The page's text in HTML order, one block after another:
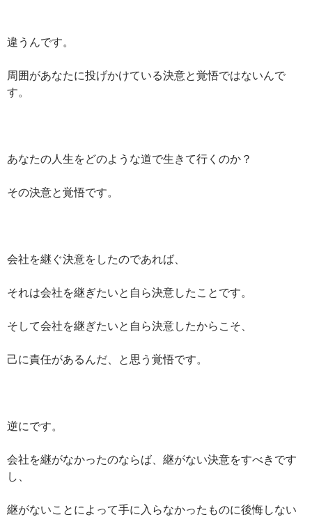
違うんです。
周囲があなたに投げかけている決意と覚悟ではないんで
す。
あなたの人生をどのような道で生きて行くのか？
その決意と覚悟です。
会社を継ぐ決意をしたのであれば、
それは会社を継ぎたいと自ら決意したことです。
そして会社を継ぎたいと自ら決意したからこそ、
己に責任があるんだ、と思う覚悟です。
逆にです。
会社を継がなかったのならば、継がない決意をすべきです
し、
継がないことによって手に入らなかったものに後悔しない